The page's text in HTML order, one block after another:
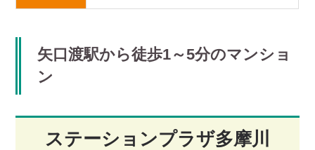
矢口渡駅から徒歩1～5分のマンショ
ン
ステーションプラザ多摩川